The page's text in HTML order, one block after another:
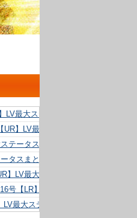
最大ステータスまとめ！
】LV最大ステータスまとめ！
テータスまとめ！
タスまとめ！
LV最大ステータスまとめ！
号【LR】LV最大ステータスまとめ！
最大ステータスまとめ！